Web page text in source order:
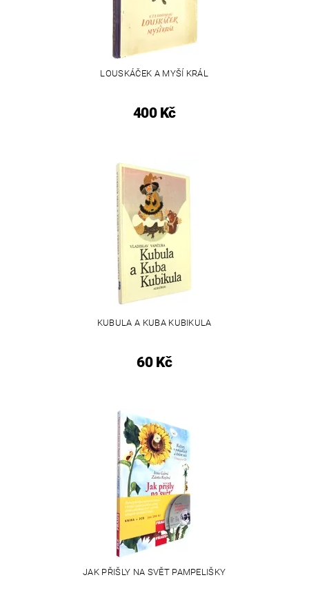
LOUSKÁČEK A MYŠÍ KRÁL
400 Kč
KUBULA A KUBA KUBIKULA
60 Kč
JAK PŘIŠLY NA SVĚT PAMPELIŠKY